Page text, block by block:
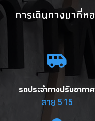
การเดินทางมาที่
รถประจำทางปรับอากาศ
สาย 515